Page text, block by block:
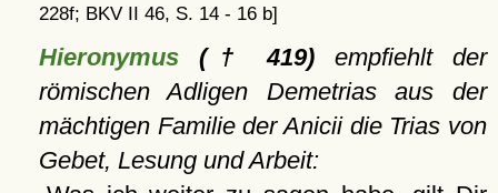
228f; BKV II 46, S. 14 - 16 b]
Hieronymus(† 419)empfiehlt der
römischen Adligen Demetrias aus der
mächtigen Familie der Anicii die Trias von
Gebet, Lesung und Arbeit: